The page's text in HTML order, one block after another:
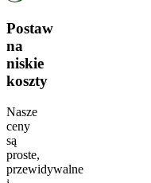
Postaw
na
niskie
koszty
Nasze
ceny
są
proste,
przewidywalne